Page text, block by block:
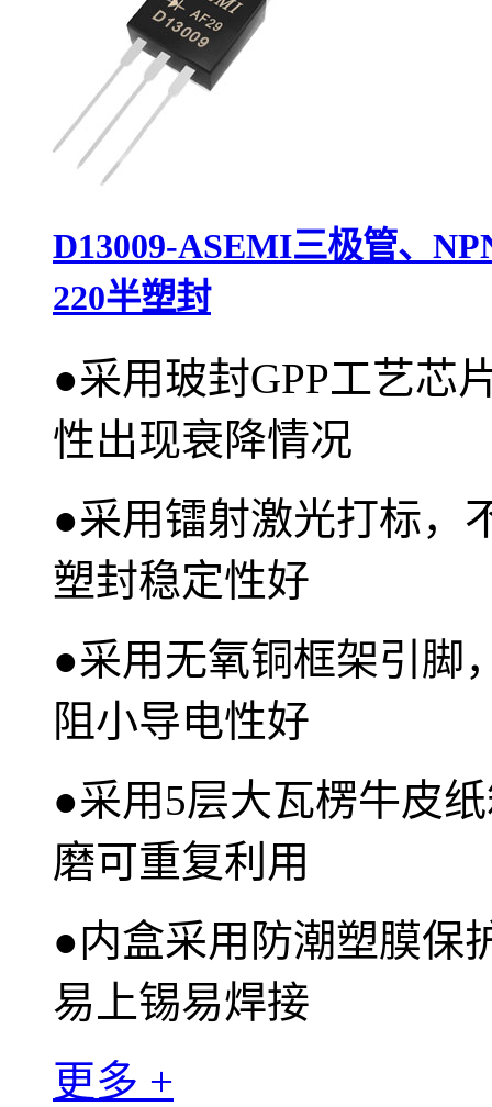
D13009-ASEMI三极管、
220半塑封
●采用玻封GPP工艺芯
性出现衰降情况
●采用镭射激光打标，
塑封稳定性好
●采用无氧铜框架引脚
阻小导电性好
●采用5层大瓦楞牛皮
磨可重复利用
●内盒采用防潮塑膜保
易上锡易焊接
更多 +